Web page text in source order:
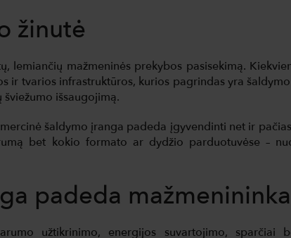
žinutė
lemiančių mažmeninės prekybos pasisekimą.
ir tvarios infrastruktūros, kurios pagrindas yra
išsaugojimą.
šaldymo įranga padeda įgyvendinti net ir
bet kokio formato ar dydžio parduotuvėse –
padeda
užtikrinimo, energijos suvartojimo, sparčiai